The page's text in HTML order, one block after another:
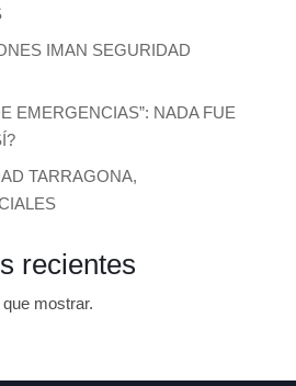
IMAN SEGURIDAD
EMERGENCIAS”: NADA FUE
TARRAGONA,
recientes
mostrar.